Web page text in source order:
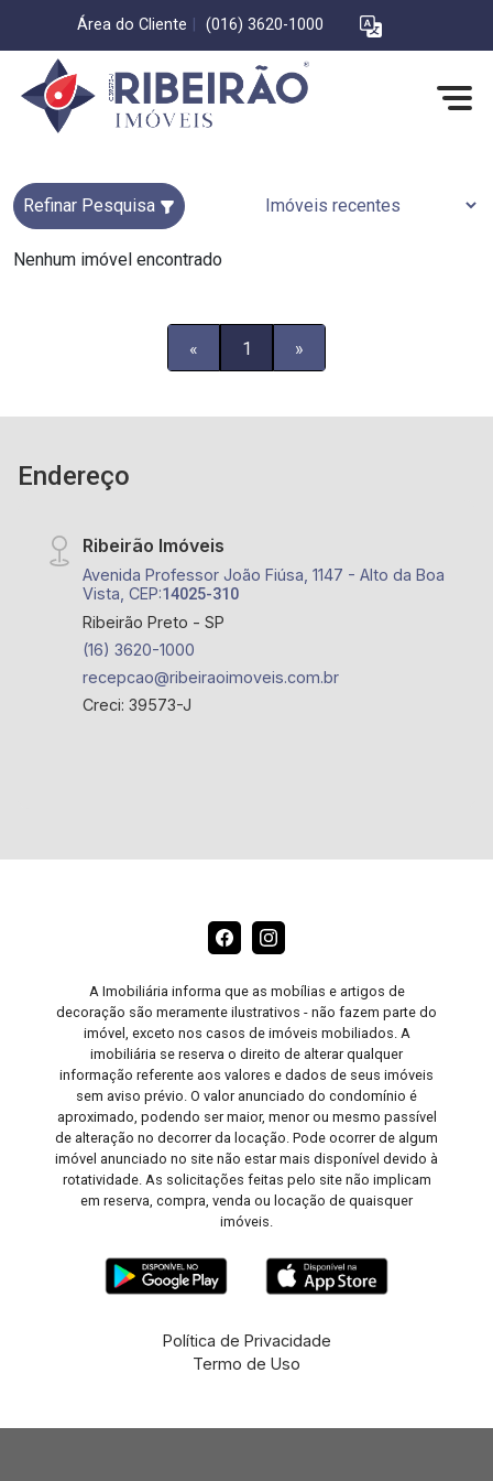
Área do Cliente (016) 3620-1000
Refinar Pesquisa
Nenhum imóvel encontrado
« 1 »
Endereço
Ribeirão Imóveis
Avenida Professor João Fiúsa, 1147 - Alto da Boa
Vista, CEP:14025-310
Ribeirão Preto - SP
(16) 3620-1000
recepcao@ribeiraoimoveis.com.br
Creci: 39573-J
A Imobiliária informa que as mobílias e artigos de
decoração são meramente ilustrativos - não fazem parte do
imóvel, exceto nos casos de imóveis mobiliados. A
imobiliária se reserva o direito de alterar qualquer
informação referente aos valores e dados de seus imóveis
sem aviso prévio. O valor anunciado do condomínio é
aproximado, podendo ser maior, menor ou mesmo passível
de alteração no decorrer da locação. Pode ocorrer de algum
imóvel anunciado no site não estar mais disponível devido à
rotatividade. As solicitações feitas pelo site não implicam
em reserva, compra, venda ou locação de quaisquer
imóveis.
Política de Privacidade
Termo de Uso